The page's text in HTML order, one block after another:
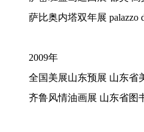
萨比奥内塔双年展 palazzo
2009年
全国美展山东预展 山东省
齐鲁风情油画展 山东省图